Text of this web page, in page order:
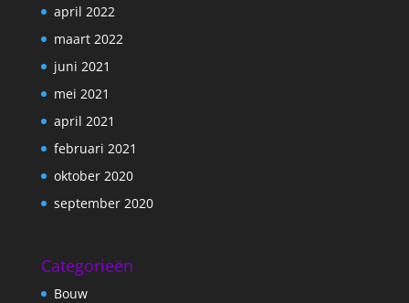
april 2022
maart 2022
juni 2021
mei 2021
april 2021
februari 2021
oktober 2020
september 2020
Categorieën
Bouw